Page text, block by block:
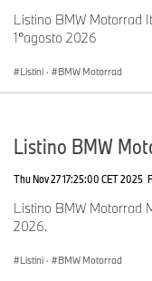
Listino BMW Motorrad
1°agosto 2026
Listini · BMW Motorrad
Listino BMW
Thu Nov 27 17:25:00 CET 2025
Listino BMW Motorrad
2026.
Listini · BMW Motorrad